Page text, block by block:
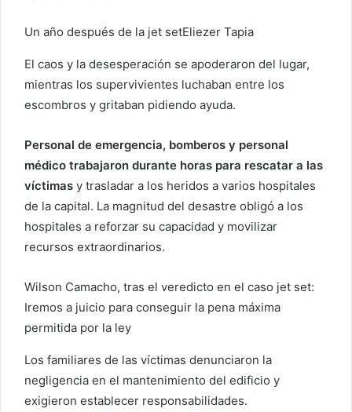
n
o
Un año después de la jet setEliezer Tapia
El caos y la desesperación se apoderaron del lugar,
mientras los supervivientes luchaban entre los
escombros y gritaban pidiendo ayuda.
Personal de emergencia, bomberos y personal
médico trabajaron durante horas para rescatar a las
víctimas y trasladar a los heridos a varios hospitales
de la capital. La magnitud del desastre obligó a los
hospitales a reforzar su capacidad y movilizar
recursos extraordinarios.
Wilson Camacho, tras el veredicto en el caso jet set:
Iremos a juicio para conseguir la pena máxima
permitida por la ley
Los familiares de las víctimas denunciaron la
negligencia en el mantenimiento del edificio y
exigieron establecer responsabilidades.